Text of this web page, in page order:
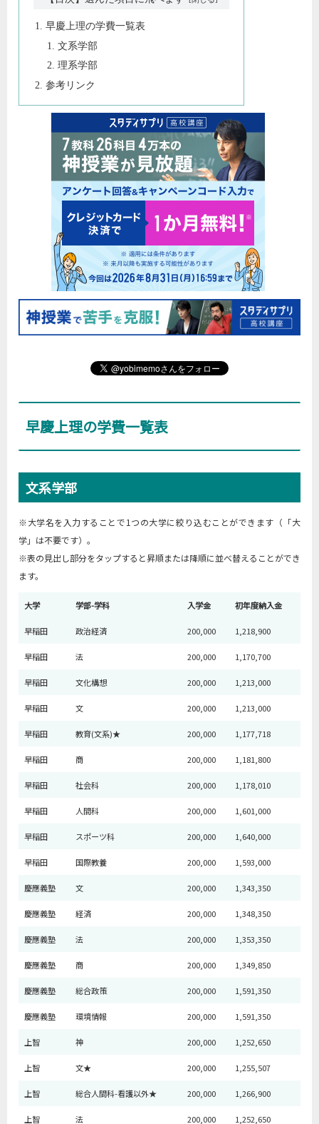
早慶上理の学費一覧表
文系学部
理系学部
参考リンク
早慶上理の学費一覧表
文系学部
※大学名を入力することで1つの大学に絞り込むことができます（「大
学」は不要です）。
※表の見出し部分をタップすると昇順または降順に並べ替えることができ
ます。
大学 学部-学科 入学金 初年度納入金
早稲田 政治経済 200,000 1,218,900
早稲田 法 200,000 1,170,700
早稲田 文化構想 200,000 1,213,000
早稲田 文 200,000 1,213,000
早稲田 教育(文系)★ 200,000 1,177,718
早稲田 商 200,000 1,181,800
早稲田 社会科 200,000 1,178,010
早稲田 人間科 200,000 1,601,000
早稲田 スポーツ科 200,000 1,640,000
早稲田 国際教養 200,000 1,593,000
慶應義塾 文 200,000 1,343,350
慶應義塾 経済 200,000 1,348,350
慶應義塾 法 200,000 1,353,350
慶應義塾 商 200,000 1,349,850
慶應義塾 総合政策 200,000 1,591,350
慶應義塾 環境情報 200,000 1,591,350
上智 神 200,000 1,252,650
上智 文★ 200,000 1,255,507
上智 総合人間科-看護以外★ 200,000 1,266,900
上智 法 200,000 1,252,650